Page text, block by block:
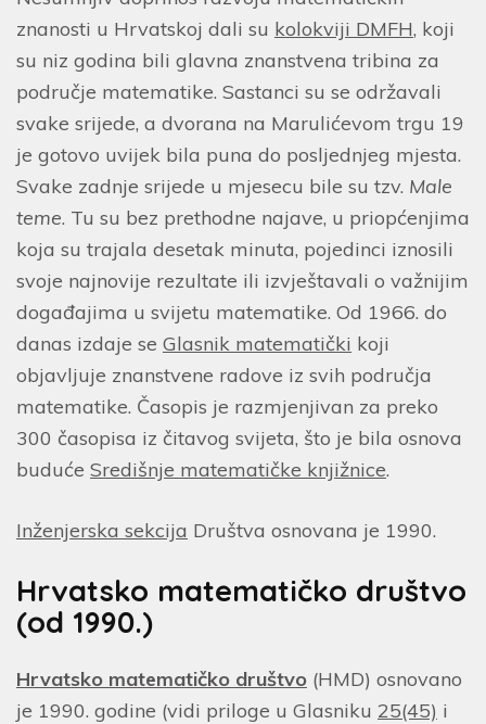
znanosti u Hrvatskoj dali su kolokviji DMFH, koji
su niz godina bili glavna znanstvena tribina za
područje matematike. Sastanci su se održavali
svake srijede, a dvorana na Marulićevom trgu 19
je gotovo uvijek bila puna do posljednjeg mjesta.
Svake zadnje srijede u mjesecu bile su tzv. Male
teme. Tu su bez prethodne najave, u priopćenjima
koja su trajala desetak minuta, pojedinci iznosili
svoje najnovije rezultate ili izvještavali o važnijim
događajima u svijetu matematike. Od 1966. do
danas izdaje se Glasnik matematički koji
objavljuje znanstvene radove iz svih područja
matematike. Časopis je razmjenjivan za preko
300 časopisa iz čitavog svijeta, što je bila osnova
buduće Središnje matematičke knjižnice.
Inženjerska sekcija Društva osnovana je 1990.
Hrvatsko matematičko društvo
(od 1990.)
Hrvatsko matematičko društvo (HMD) osnovano
je 1990. godine (vidi priloge u Glasniku 25(45) i